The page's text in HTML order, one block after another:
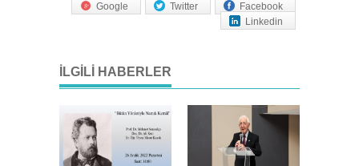
Facebook
Twitter
Google
Linkedin
İLGILI HABERLER